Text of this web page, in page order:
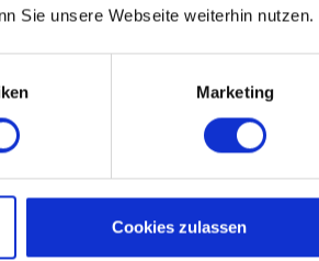
Sie unsere Webseite weiterhin nutzen.
Marketing
Cookies zulassen
,